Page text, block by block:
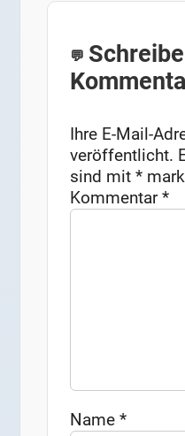
Ihre E-Mail-
veröffentlicht.
sind mit*
Kommentar*
Name*